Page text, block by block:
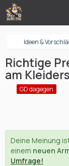
Ideen &
Richtige
am
GD dagegen
Deine Meinung
einem neuen
Umfrage!